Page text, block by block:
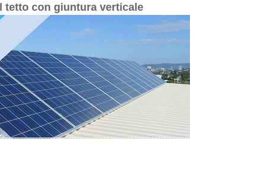
tetto con giuntura verticale